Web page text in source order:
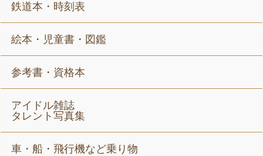
鉄道本・時刻表
絵本・児童書・図鑑
参考書・資格本
アイドル雑誌
タレント写真集
車・船・飛行機など乗り物